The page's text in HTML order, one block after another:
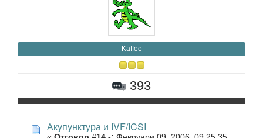
Kaffee
393
Акупунктура и IVF/ICSI